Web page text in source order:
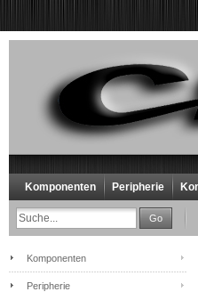
Komponenten Peripherie
Go
Komponenten
Peripherie